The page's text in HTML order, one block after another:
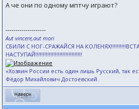
А че они по одному мптчу играют?
--------------------
Aut vincere,aut mori
СБИЛИ С НОГ-СРАЖАЙСЯ НА
НАСТУПАЙ!!!!!!!!!!!!!!!!!!!!!!!!!!!!!!!
«Хозяин России есть один лишь Русский, так
Фёдор Михайлович Достоевский.